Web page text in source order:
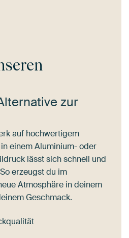
zur
auf hochwertigem
einem Aluminium- oder
lässt sich schnell und
erzeugst du im
Atmosphäre in deinem
Geschmack.